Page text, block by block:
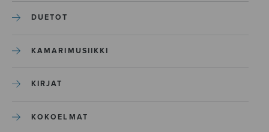
DUETOT
KAMARIMUSIIKKI
KIRJAT
KOKOELMAT